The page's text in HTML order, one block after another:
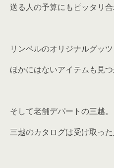
送る人の予算にもピッタリ合
リンベルのオリジナルグッツ
ほかにはないアイテムも見つ
そして老舗デパートの三越。
三越のカタログは受け取っ